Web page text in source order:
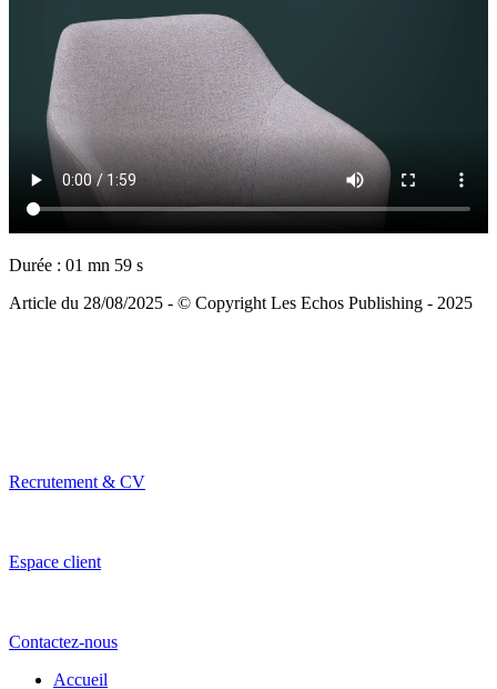
Durée : 01 mn 59 s
Article du 28/08/2025 - © Copyright Les Echos Publishing - 2025
Recrutement & CV
Espace client
Contactez-nous
Accueil